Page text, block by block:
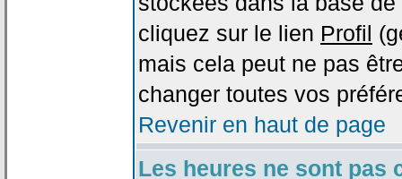
cliquez sur le lien Profil
mais cela peut ne pas
changer toutes vos
Revenir en haut de page
Les heures ne sont pas